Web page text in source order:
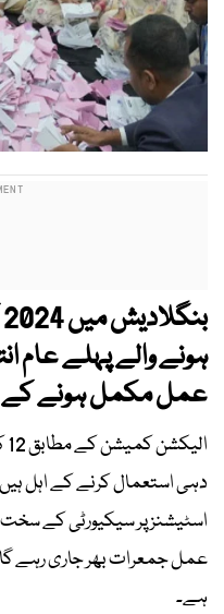
ہونے والے پہلے عام
عمل مکمل ہونے کے
دہی استعمال کرنے کے اہل
اسٹیشنز پر سیکیورٹی کے
عمل جمعرات بھر جاری رہے گا
ہے۔